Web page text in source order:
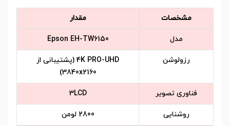
مشخصات مقدار
مدل Epson EH-TW6150
رزولوشن
4K PRO-UHD (پشتیبانی از
3840x2160)
فناوری تصویر 3LCD
روشنایی 2800 لومن